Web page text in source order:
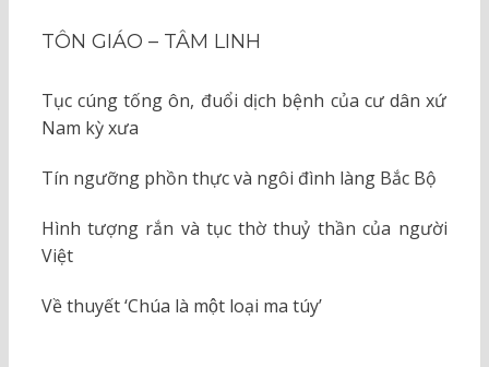
TÔN GIÁO – TÂM LINH
Tục cúng tống ôn, đuổi dịch bệnh của cư dân xứ
Nam kỳ xưa
Tín ngưỡng phồn thực và ngôi đình làng Bắc Bộ
Hình tượng rắn và tục thờ thuỷ thần của người
Việt
Về thuyết ‘Chúa là một loại ma túy’